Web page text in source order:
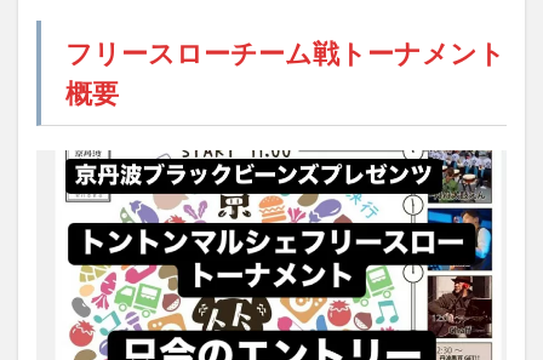
フリースローチーム戦トーナメント
概要